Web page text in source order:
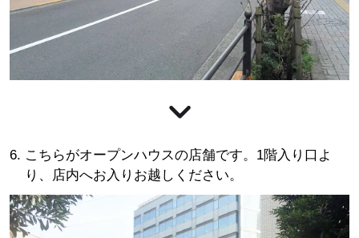
こちらがオープンハウスの店舗です。1階入り口よ
り、店内へお入りお越しください。